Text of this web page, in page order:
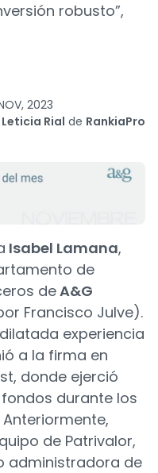
robusto”,
2023
Leticia Rial de RankiaPro
Isabel Lamana,
de
deA&G
Francisco Julve).
experiencia
a la firma en
donde ejerció
durante los
de Patrivalor,
administradora de